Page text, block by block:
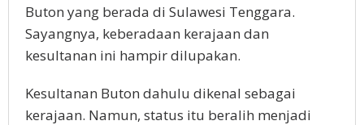
Buton yang berada di Sulawesi Tenggara.
Sayangnya, keberadaan kerajaan dan
kesultanan ini hampir dilupakan.
Kesultanan Buton dahulu dikenal sebagai
kerajaan. Namun, status itu beralih menjadi